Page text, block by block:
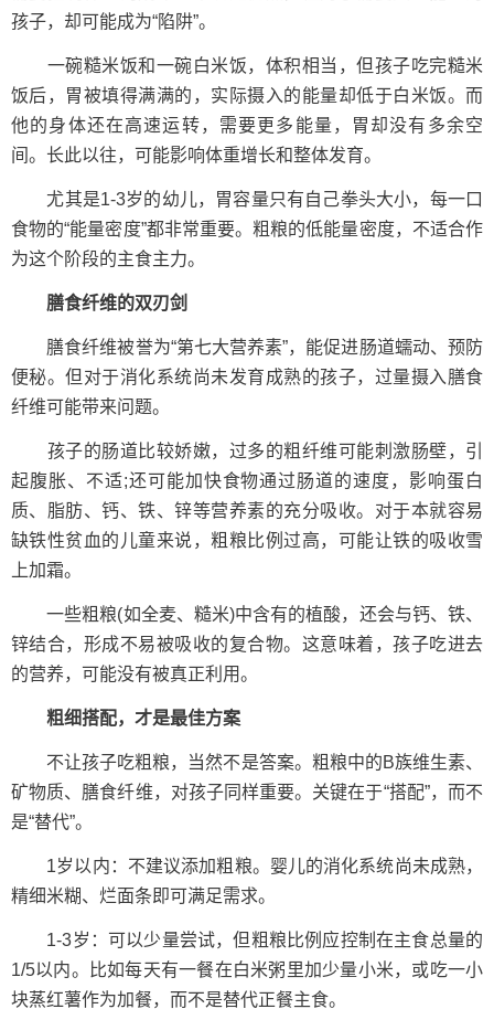
孩子，却可能成为“陷阱”。
一碗糙米饭和一碗白米饭，体积相当，但孩子吃完糙米
饭后，胃被填得满满的，实际摄入的能量却低于白米饭。而
他的身体还在高速运转，需要更多能量，胃却没有多余空
间。长此以往，可能影响体重增长和整体发育。
尤其是1-3岁的幼儿，胃容量只有自己拳头大小，每一口
食物的“能量密度”都非常重要。粗粮的低能量密度，不适合作
为这个阶段的主食主力。
膳食纤维的双刃剑
膳食纤维被誉为“第七大营养素”，能促进肠道蠕动、预防
便秘。但对于消化系统尚未发育成熟的孩子，过量摄入膳食
纤维可能带来问题。
孩子的肠道比较娇嫩，过多的粗纤维可能刺激肠壁，引
起腹胀、不适;还可能加快食物通过肠道的速度，影响蛋白
质、脂肪、钙、铁、锌等营养素的充分吸收。对于本就容易
缺铁性贫血的儿童来说，粗粮比例过高，可能让铁的吸收雪
上加霜。
一些粗粮(如全麦、糙米)中含有的植酸，还会与钙、铁、
锌结合，形成不易被吸收的复合物。这意味着，孩子吃进去
的营养，可能没有被真正利用。
粗细搭配，才是最佳方案
不让孩子吃粗粮，当然不是答案。粗粮中的B族维生素、
矿物质、膳食纤维，对孩子同样重要。关键在于“搭配”，而不
是“替代”。
1岁以内：不建议添加粗粮。婴儿的消化系统尚未成熟，
精细米糊、烂面条即可满足需求。
1-3岁：可以少量尝试，但粗粮比例应控制在主食总量的
1/5以内。比如每天有一餐在白米粥里加少量小米，或吃一小
块蒸红薯作为加餐，而不是替代正餐主食。